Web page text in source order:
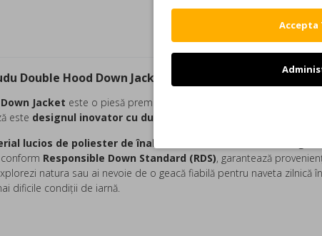
DESCRIERE
Double Hood Down Jacket, Crem MAFP3035KHA
Jacket este o piesă premium de îmbrăcăminte de iarnă,
este designul inovator cu dublă glugă
, ce asigură o acoperire
lucios de poliester de înaltă calitate
Responsible Down Standard (RDS), garantează
natura sau ai nevoie de o geacă fiabilă pentru naveta zilnică
dificile condiții de iarnă.
Accepta